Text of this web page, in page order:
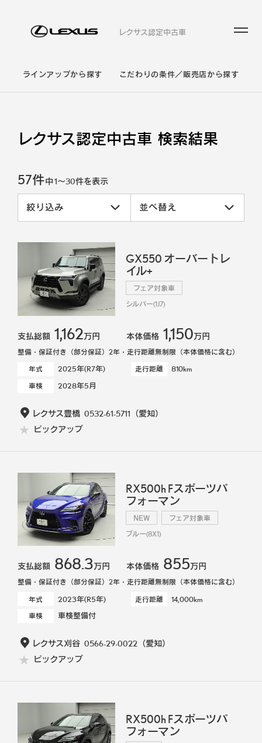
レクサス認定中古車
ラインアップから探す こだわりの条件／販売店から探す
レクサス認定中古車 検索結果
57件中1～30件を表示
絞り込み 並べ替え
GX550 オーバートレ
イル+
フェア対象車
シルバー(1J7)
支払総額 1,162万円 本体価格 1,150万円
整備・保証付き（部分保証）2年・走行距離無制限（本体価格に含む）
年式
2025年(R7年) 走行距離 810km
車検 2028年5月
レクサス豊橋 0532-61-5711 （愛知）
ピックアップ
RX500h Fスポーツパ
フォーマン
NEW フェア対象車
ブルー(8X1)
支払総額 868.3万円 本体価格 855万円
整備・保証付き（部分保証）2年・走行距離無制限（本体価格に含む）
年式
2023年(R5年) 走行距離 14,000km
車検 車検整備付
レクサス刈谷 0566-29-0022 （愛知）
ピックアップ
RX500h Fスポーツパ
フォーマン